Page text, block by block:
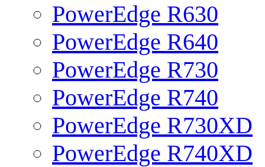
PowerEdge R630
PowerEdge R640
PowerEdge R730
PowerEdge R740
PowerEdge R730XD
PowerEdge R740XD